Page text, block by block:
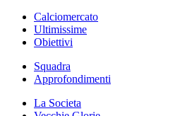
Calciomercato
Ultimissime
Obiettivi
Squadra
Approfondimenti
La Societa